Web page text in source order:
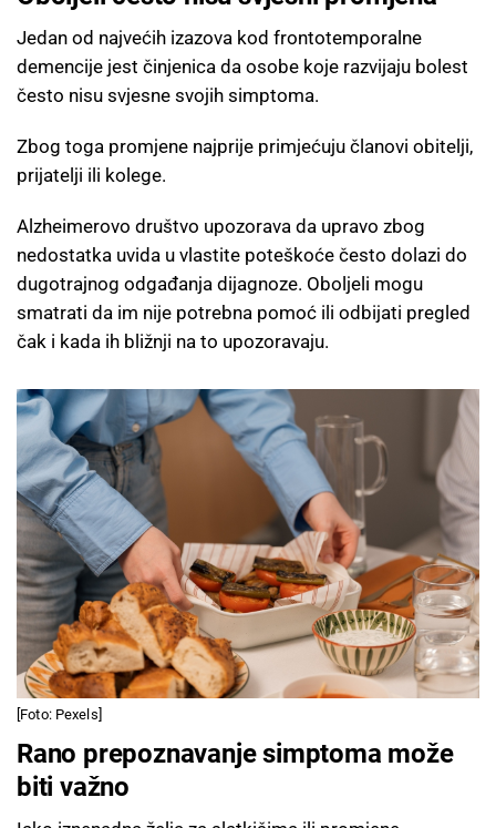
Jedan od najvećih izazova kod frontotemporalne
demencije jest činjenica da osobe koje razvijaju bolest
često nisu svjesne svojih simptoma.
Zbog toga promjene najprije primjećuju članovi obitelji,
prijatelji ili kolege.
Alzheimerovo društvo upozorava da upravo zbog
nedostatka uvida u vlastite poteškoće često dolazi do
dugotrajnog odgađanja dijagnoze. Oboljeli mogu
smatrati da im nije potrebna pomoć ili odbijati pregled
čak i kada ih bližnji na to upozoravaju.
[Foto: Pexels]
Rano prepoznavanje simptoma može
biti važno